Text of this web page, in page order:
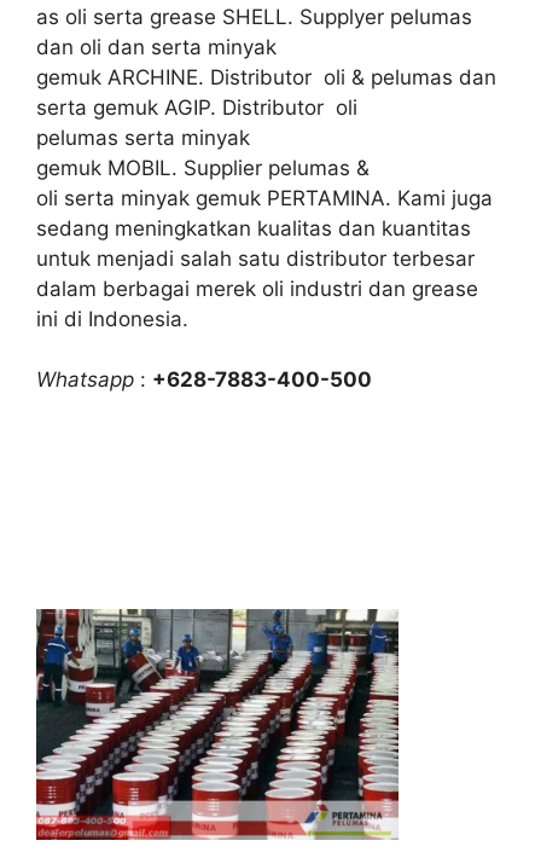
as oli serta grease SHELL. Supplyer pelumas
dan oli dan serta minyak
gemuk ARCHINE. Distributor oli & pelumas dan
serta gemuk AGIP. Distributor oli
pelumas serta minyak
gemuk MOBIL. Supplier pelumas &
oli serta minyak gemuk PERTAMINA. Kami juga
sedang meningkatkan kualitas dan kuantitas
untuk menjadi salah satu distributor terbesar
dalam berbagai merek oli industri dan grease
ini di Indonesia.
Whatsapp : +628-7883-400-500